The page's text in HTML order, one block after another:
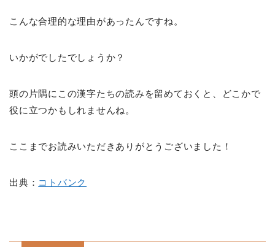
こんな合理的な理由があったんですね。
いかがでしたでしょうか？
頭の片隅にこの漢字たちの読みを留めておくと、どこかで
役に立つかもしれませんね。
ここまでお読みいただきありがとうございました！
出典： コトバンク